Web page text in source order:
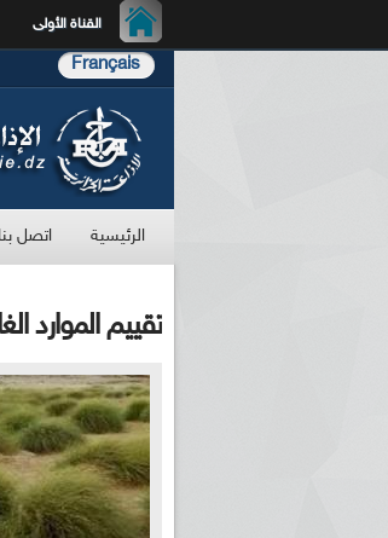
القناة الأولى
Français
الرئيسية اتصل بنا
تقييم الموارد